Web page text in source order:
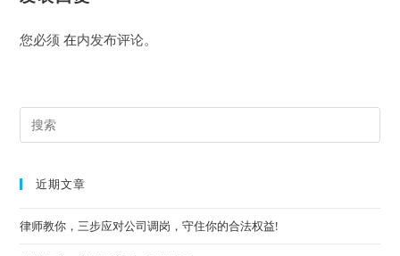
您必须在内发布评论。
近期文章
律师教你，三步应对公司调岗，守住你的合法权益!